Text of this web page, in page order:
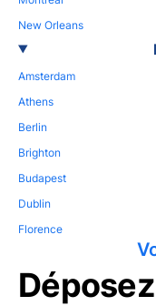
New Orleans
Amsterdam
Athens
Berlin
Brighton
Budapest
Dublin
Florence